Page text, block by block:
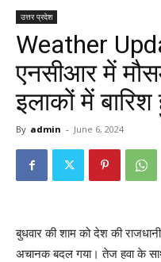
उत्तर प्रदेश
Weather
एनसीआर में
इलाकों में बारिश
By admin - June 6, 2024
बुधवार की शाम को देश की
अचानक बदल गया। तेज हवा के